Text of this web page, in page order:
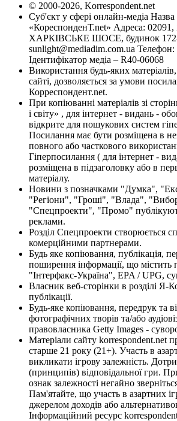
© 2000-2026, Korrespondent.net
Суб'єкт у сфері онлайн-медіа
«КореспонденТ.net» Адреса: 02091,
ХАРКІВСЬКЕ ШОСЕ, будинок 172-
sunlight@mediadim.com.ua Телефон:
Ідентифікатор медіа – R40-06068
Використання будь-яких
сайті, дозволяється за умови
Корреспондент.net.
При копіюванні матеріалів зі
і світу» , для інтернет - видань -
відкрите для пошукових систем
Посилання має бути розміщена в
повного або часткового
Гіперпосилання ( для інтернет -
розміщена в підзаголовку або в
матеріалу.
Новини з позначками "Думка",
"Регіони", "Гроші", "Влада",
"Спецпроекти", "Промо"
реклами.
Розділ Спецпроекти створюється
комерційними партнерами.
Будь яке копіювання, публікація,
поширення інформації, що містить
"Інтерфакс-Україна", EPA / UPG,
Власник веб-сторінки в розділі Я-
публікації.
Будь-яке копіювання, передрук та
фотографічних творів та/або
правовласника Getty Images -
Матеріали сайту korrespondent.net
старше 21 року (21+). Участь в
викликати ігрову залежність.
(принципів) відповідальної гри.
ознак залежності негайно
Пам'ятайте, що участь в азартних
джерелом доходів або
Інформаційний ресурс